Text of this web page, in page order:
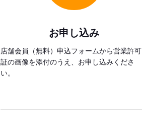
お申し込み
店舗会員（無料）申込フォームから営業許可
証の画像を添付のうえ、お申し込みくださ
い。